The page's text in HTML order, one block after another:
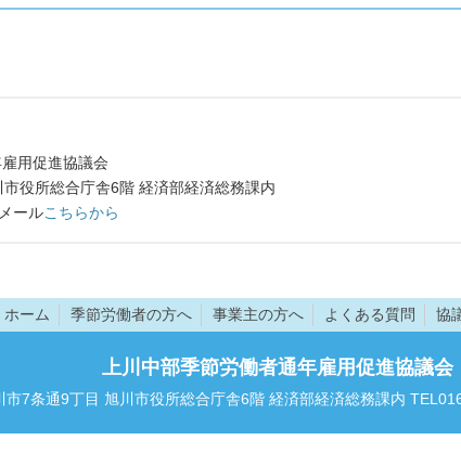
用促進協議会
役所総合庁舎6階 経済部経済総務課内
ールこちらから
ホーム 季節労働者の方へ 事業主の方へ よくある質問 協
上川中部季節労働者通年雇用促進協議会
市7条通9丁目 旭川市役所総合庁舎6階 経済部経済総務課内